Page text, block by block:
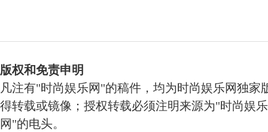
版权和免责申明
凡注有"时尚娱乐网"的稿件，均为时尚娱乐网独家
得转载或镜像；授权转载必须注明来源为"时尚娱
网"的电头。